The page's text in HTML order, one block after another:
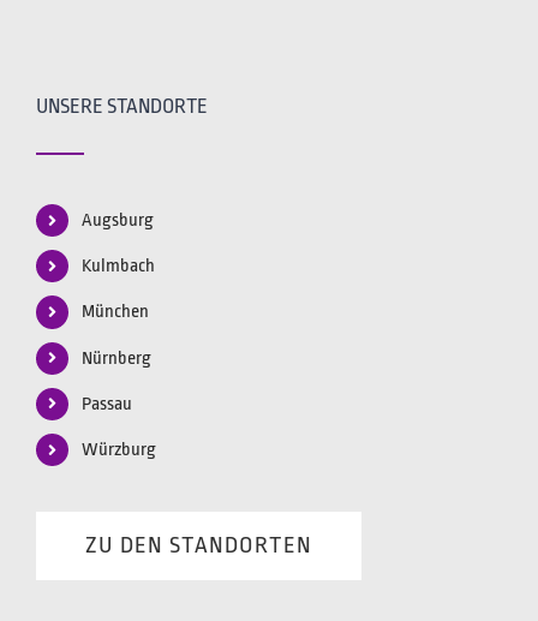
UNSERE STANDORTE
Augsburg
Kulmbach
München
Nürnberg
Passau
Würzburg
ZU DEN STANDORTEN